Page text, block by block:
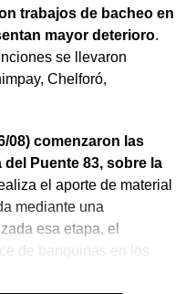
trabajos de bacheo en
mayor deterioro.
se llevaron
Chelforó,
08) comenzaron las
Puente 83, sobre la
el aporte de material
mediante una
esa etapa, el
de banquinas en los